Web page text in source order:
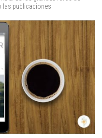
las publicaciones